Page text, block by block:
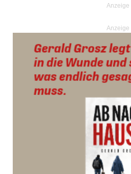
Anzeige